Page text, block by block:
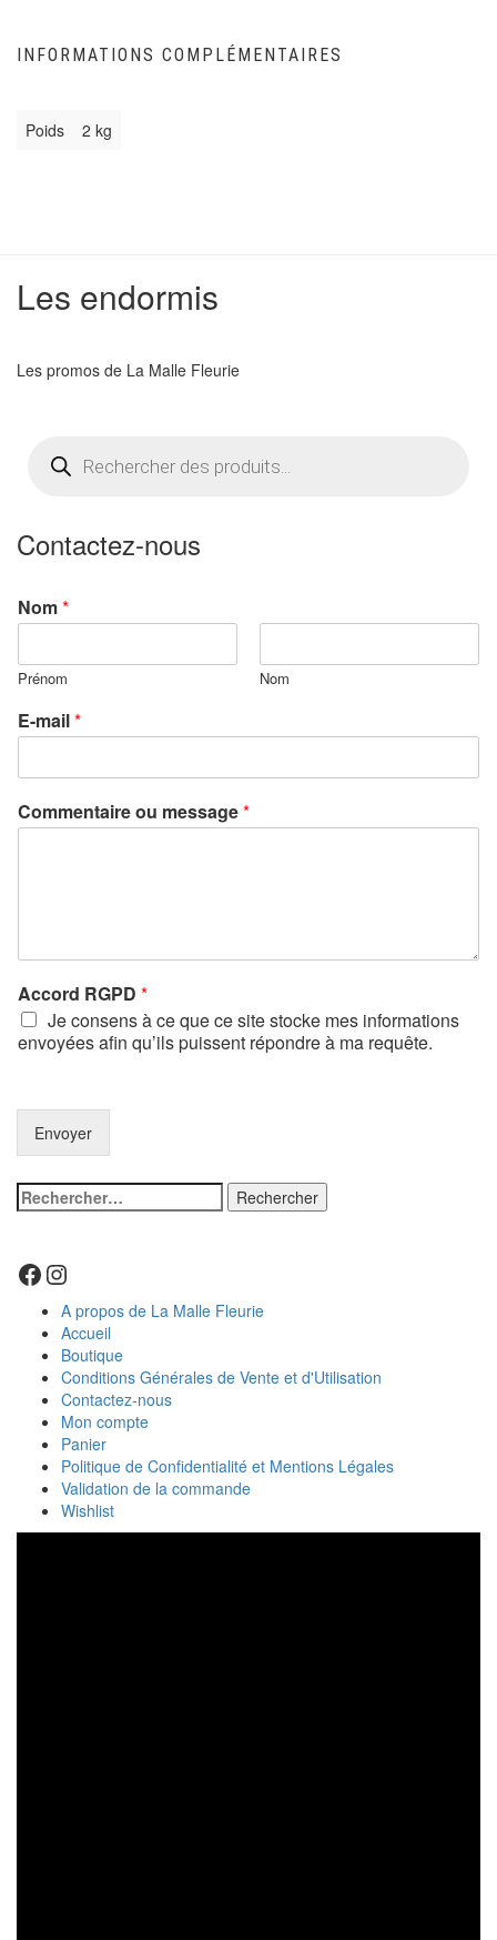
INFORMATIONS COMPLÉMENTAIRES
Poids 2 kg
Les endormis
Les promos de La Malle Fleurie
produits
Contactez-nous
Nom*
Prénom Nom
E-mail*
Commentaire ou message*
Accord RGPD *
Je consens à ce que ce site stocke mes informations
envoyées afin qu’ils puissent répondre à ma requête.
Envoyer
Rechercher :
Facebook
Instagram
A propos de La Malle Fleurie
Accueil
Boutique
Conditions Générales de Vente et d'Utilisation
Contactez-nous
Mon compte
Panier
Politique de Confidentialité et Mentions Légales
Validation de la commande
Wishlist